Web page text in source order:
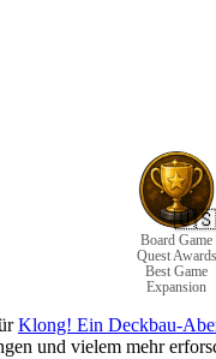
🇺🇸
Board Game
Quest Awards
Best Game
Expansion
Klong! Ein Deckbau-
und vielem mehr